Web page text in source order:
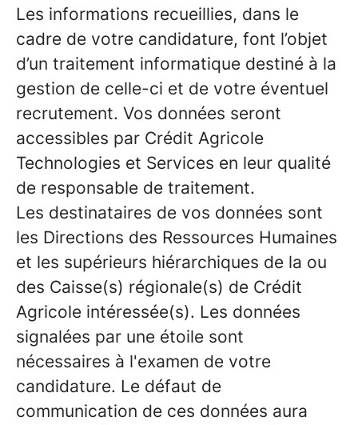
Les informations recueillies, dans le
cadre de votre candidature, font l’objet
d’un traitement informatique destiné à la
gestion de celle-ci et de votre éventuel
recrutement. Vos données seront
accessibles par Crédit Agricole
Technologies et Services en leur qualité
de responsable de traitement.
Les destinataires de vos données sont
les Directions des Ressources Humaines
et les supérieurs hiérarchiques de la ou
des Caisse(s) régionale(s) de Crédit
Agricole intéressée(s). Les données
signalées par une étoile sont
nécessaires à l'examen de votre
candidature. Le défaut de
communication de ces données aura